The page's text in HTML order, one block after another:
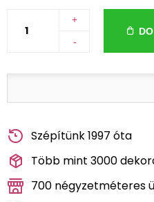
+
-
Szépítünk 1997 óta
Több mint 3000
700 négyzetméteres